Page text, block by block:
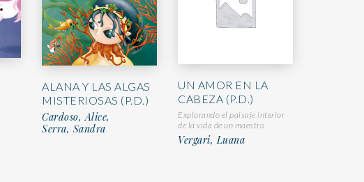
ALANA Y LAS ALGAS
MISTERIOSAS (P.D.)
Cardoso, Alice,
Serra, Sandra
UN AMOR EN LA
CABEZA (P.D.)
Explorando el paisaje interior
de la vida de un maestro
Vergari, Luana